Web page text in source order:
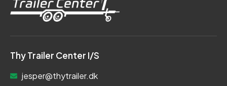
Thy Trailer Center I/S
jesper@thytrailer.dk